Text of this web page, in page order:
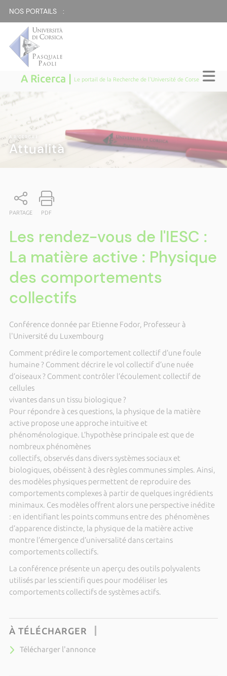
NOS PORTAILS :
A Ricerca | Le portail de la Recherche de l'Université de Corse
A RICERCA
Attualità
PARTAGE PDF
Les rendez-vous de l'IESC :
La matière active : Physique
des comportements
collectifs
Conférence donnée par Etienne Fodor, Professeur à
l'Université du Luxembourg
Comment prédire le comportement collectif d’une foule
humaine ? Comment décrire le vol collectif d’une nuée
d’oiseaux ? Comment contrôler l’écoulement collectif de
cellules
vivantes dans un tissu biologique ?
Pour répondre à ces questions, la physique de la matière
active propose une approche intuitive et
phénoménologique. L’hypothèse principale est que de
nombreux phénomènes
collectifs, observés dans divers systèmes sociaux et
biologiques, obéissent à des règles communes simples. Ainsi,
des modèles physiques permettent de reproduire des
comportements complexes à partir de quelques ingrédients
minimaux. Ces modèles offrent alors une perspective inédite
: en identifiant les points communs entre des phénomènes
d’apparence distincte, la physique de la matière active
montre l’émergence d’universalité dans certains
comportements collectifs.
La conférence présente un aperçu des outils polyvalents
utilisés par les scientifi ques pour modéliser les
comportements collectifs de systèmes actifs.
À TÉLÉCHARGER
Télécharger l'annonce